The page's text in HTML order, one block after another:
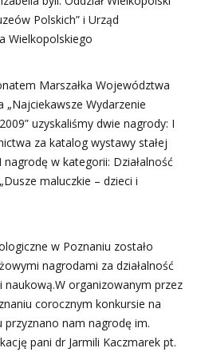
Polskich” i Urząd
Wielkopolskiego
Marszałka Województwa
Wydarzenie
uzyskaliśmy dwie nagrody: I
za katalog wystawy stałej
nagrodę w kategorii: Działalność
maluczkie – dzieci i
w Poznaniu zostało
nagrodami za działalność
naukową.W organizowanym przez
corocznym konkursie na
przyznano nam nagrodę im.
pani dr Jarmili Kaczmarek pt.